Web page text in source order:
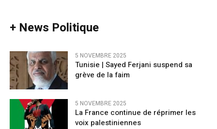
+ News Politique
5 NOVEMBRE 2025
Tunisie | Sayed Ferjani suspend sa
grève de la faim
5 NOVEMBRE 2025
La France continue de réprimer les
voix palestiniennes